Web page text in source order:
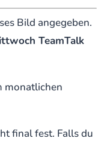
TeamTalk
monatlichen
final fest. Falls du